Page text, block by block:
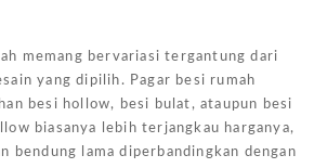
memang bervariasi tergantung dari
yang dipilih. Pagar besi rumah
besi hollow, besi bulat, ataupun besi
biasanya lebih terjangkau harganya,
bendung lama diperbandingkan dengan